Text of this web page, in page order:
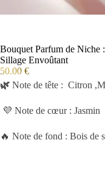
Bouquet Parfum de Niche
Sillage Envoûtant
50.00 €
🌿 Note de tête : Citron
💜 Note de cœur : Jasmin
🔥 Note de fond : Bois de